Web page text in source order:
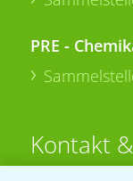
PRE -
Kontakt